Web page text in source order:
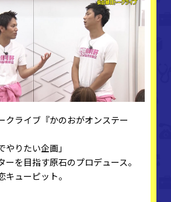
クライブ『かのおがオンステー
りたい企画」
ーを目指す原石のプロデュース。
ューピット。